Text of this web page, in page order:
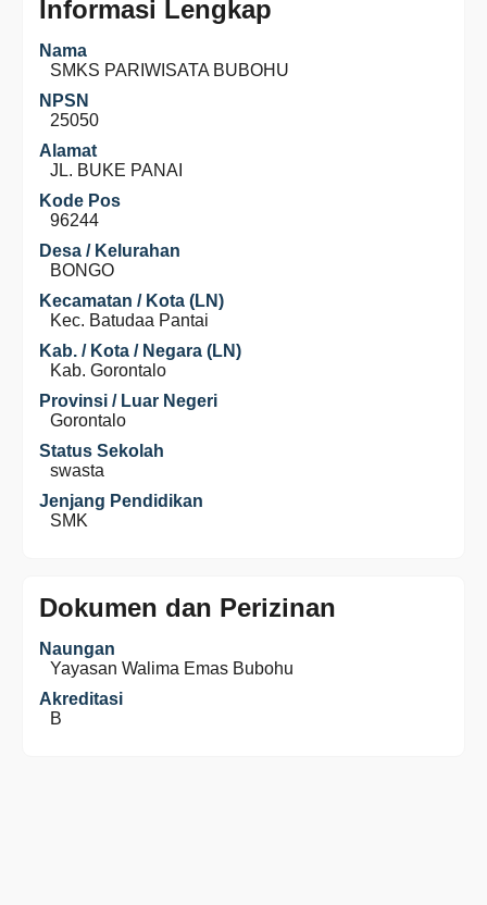
Informasi Lengkap
Nama
SMKS PARIWISATA BUBOHU
NPSN
25050
Alamat
JL. BUKE PANAI
Kode Pos
96244
Desa / Kelurahan
BONGO
Kecamatan / Kota (LN)
Kec. Batudaa Pantai
Kab. / Kota / Negara (LN)
Kab. Gorontalo
Provinsi / Luar Negeri
Gorontalo
Status Sekolah
swasta
Jenjang Pendidikan
SMK
Dokumen dan Perizinan
Naungan
Yayasan Walima Emas Bubohu
Akreditasi
B